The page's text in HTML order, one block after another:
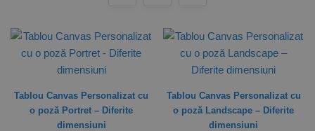
Tablou Canvas Personalizat cu
o poză Portret – Diferite
dimensiuni
Tablou Canvas Personalizat cu
o poză Landscape – Diferite
dimensiuni